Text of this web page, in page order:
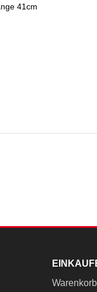
41cm
Warenkorb